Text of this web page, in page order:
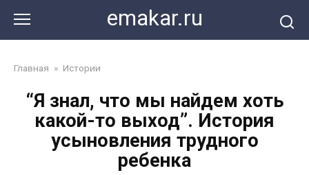
контенту
emakar.ru
Главная » Истории
“Я знал, что мы найдем хоть
какой-то выход”. История
усыновления трудного
ребенка